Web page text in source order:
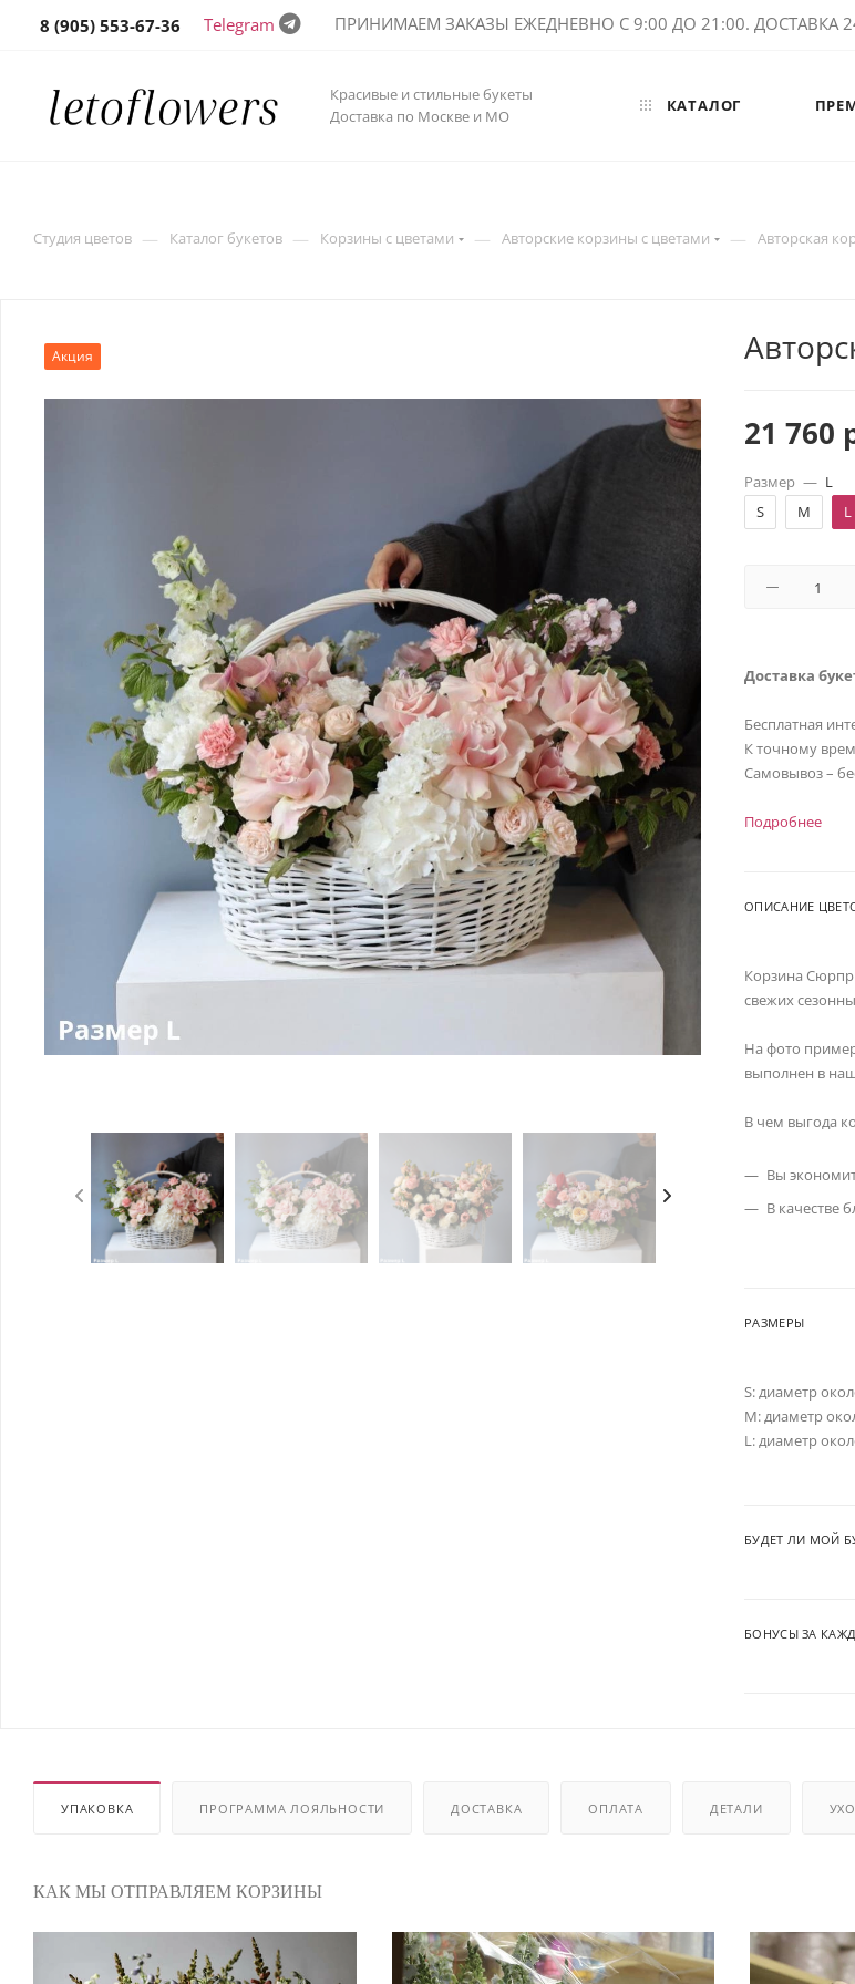
8 (905) 553-67-36 Telegram ПРИНИМАЕМ ЗАКАЗЫ ЕЖЕДНЕВНО С 9:00 ДО 21:00. ДОСТАВКА
Красивые и стильные букеты
Доставка по Москве и МО
КАТАЛОГ
Студия цветов — Каталог букетов — Корзины с цветами — Авторские корзины с цветами — Авторская
Акция
21 760
Размер — L
S
M L
Доставка
Бесплатная
К точному
Самовывоз –
Подробнее
ОПИСАНИЕ
Корзина
свежих
На фото
выполнен в
В чем выгода
Вы
В качестве
РАЗМЕРЫ
S: диаметр
M: диаметр
L: диаметр
БУДЕТ ЛИ МОЙ
БОНУСЫ ЗА
УПАКОВКА ПРОГРАММА ЛОЯЛЬНОСТИ ДОСТАВКА ОПЛАТА ДЕТАЛИ
КАК МЫ ОТПРАВЛЯЕМ КОРЗИНЫ